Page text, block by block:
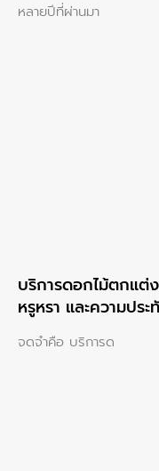
หลายปีที่ผ่านมา
บริการดอกไม้ตกแต่
หรูหรา และความปร
จดจำคือ บริการด